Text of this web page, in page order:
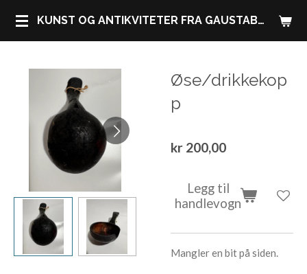
Gå
KUNST OG ANTIKVITETER FRA GAUSTABLIKK HØYFJELLSHOTELL
Øse/drikkekop
p
kr 200,00
Legg til
handlevogn
Mangler en bit på siden.